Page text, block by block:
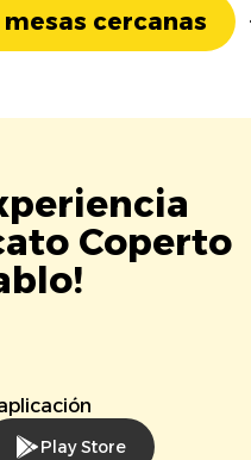
cercanas
Coperto
Play Store